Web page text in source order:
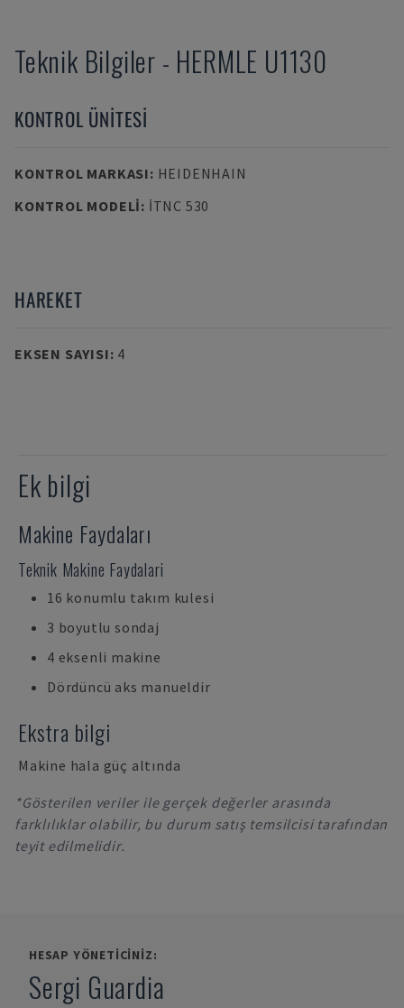
Teknik Bilgiler - HERMLE U1130
KONTROL ÜNITESI
KONTROL MARKASI: HEIDENHAIN
KONTROL MODELI: ITNC 530
HAREKET
EKSEN SAYISI: 4
Ek bilgi
Makine Faydaları
Teknik Makine Faydalari
16 konumlu takım kulesi
3 boyutlu sondaj
4 eksenli makine
Dördüncü aks manueldir
Ekstra bilgi
Makine hala güç altında
*Gösterilen veriler ile gerçek değerler arasında
farklılıklar olabilir, bu durum satış temsilcisi tarafından
teyit edilmelidir.
HESAP YÖNETICINIZ:
Sergi Guardia